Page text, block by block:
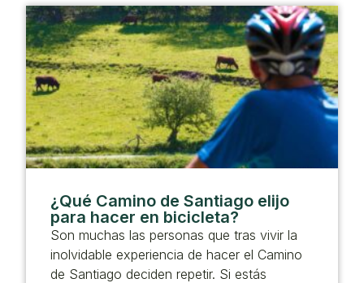
¿Qué Camino de Santiago elijo
para hacer en bicicleta?
Son muchas las personas que tras vivir la
inolvidable experiencia de hacer el Camino
de Santiago deciden repetir. Si estás